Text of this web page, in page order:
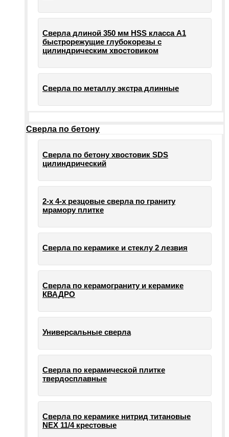
Сверла длиной 350 мм HSS класса А1
быстрорежущие глубокорезы с
цилиндрическим хвостовиком
Сверла по металлу экстра длинные
Сверла по бетону
Сверла по бетону хвостовик SDS
цилиндрический
2-х 4-х резцовые сверла по граниту
мрамору плитке
Сверла по керамике и стеклу 2 лезвия
Сверла по керамограниту и керамике
КВАДРО
Универсальные сверла
Сверла по керамической плитке
твердосплавные
Сверла по керамике нитрид титановые
NEX 11/4 крестовые